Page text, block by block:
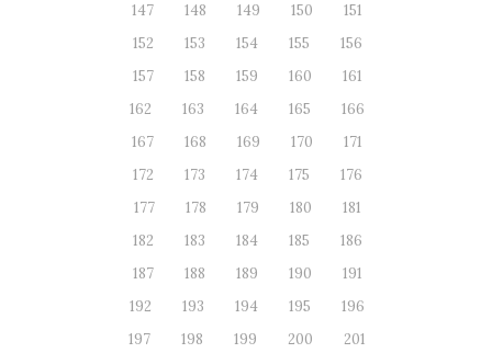
147
148 149 150
151
152
153 154 155
156
157
158 159 160
161
162
163 164 165
166
167
168 169 170
171
172
173 174 175
176
177
178 179 180
181
182
183 184 185
186
187
188 189 190
191
192
193 194 195
196
197
198 199 200
201